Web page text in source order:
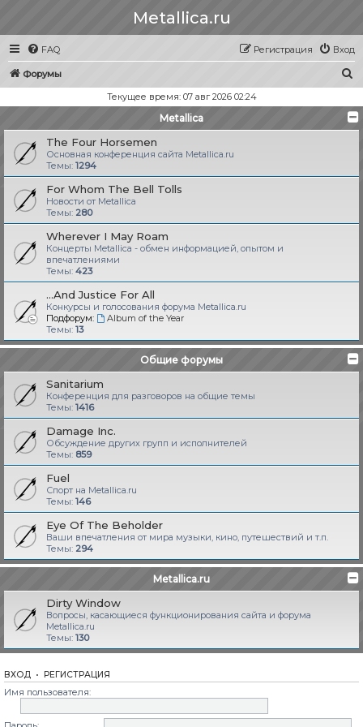
Metallica.ru
FAQ Вход
Регистрация
Форумы
и
с
Текущее время: 07 авг 2026 02:24
Metallica
The Four Horsemen
Основная конференция сайта Metallica.ru
Темы: 1294
For Whom The Bell Tolls
Новости от Metallica
Темы: 280
Wherever I May Roam
Концерты Metallica - обмен информацией, опытом и
впечатлениями
Темы: 423
...And Justice For All
Конкурсы и голосования форума Metallica.ru
Подфорум:
Album of the Year
Темы: 13
Общие форумы
Sanitarium
Конференция для разговоров на общие темы
Темы: 1416
Damage Inc.
Обсуждение других групп и исполнителей
Темы: 859
Fuel
Спорт на Metallica.ru
Темы: 146
Eye Of The Beholder
Ваши впечатления от мира музыки, кино, путешествий и т.п.
Темы: 294
Metallica.ru
Dirty Window
Вопросы, касающиеся функционирования сайта и форума
Metallica.ru
Темы: 130
ВХОД • РЕГИСТРАЦИЯ
Имя пользователя: